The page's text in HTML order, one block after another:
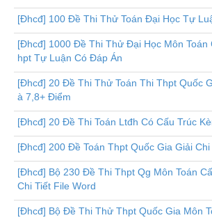
[Đhcđ] 100 Đề Thi Thử Toán Đại Học Tự
[Đhcđ] 1000 Đề Thi Thử Đại Học Môn Toán
hpt Tự Luận Có Đáp Án
[Đhcđ] 20 Đề Thi Thử Toán Thi Thpt Quốc
à 7,8+ Điểm
[Đhcđ] 20 Đề Thi Toán Ltđh Có Cấu Trúc
[Đhcđ] 200 Đề Toán Thpt Quốc Gia Giải Chi
[Đhcđ] Bộ 230 Đề Thi Thpt Qg Môn Toán
Chi Tiết File Word
[Đhcđ] Bộ Đề Thi Thử Thpt Quốc Gia Môn